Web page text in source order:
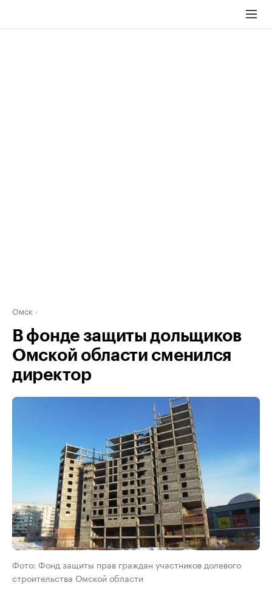
Омск
В фонде защиты дольщиков
Омской области сменился
директор
Фото: Фонд защиты прав граждан участников долевого
строительства Омской области